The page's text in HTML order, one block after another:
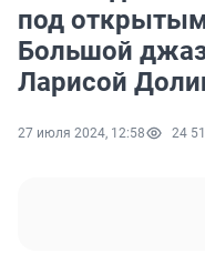
под
Большой
Ларисой
27 июля 2024, 12:58 24